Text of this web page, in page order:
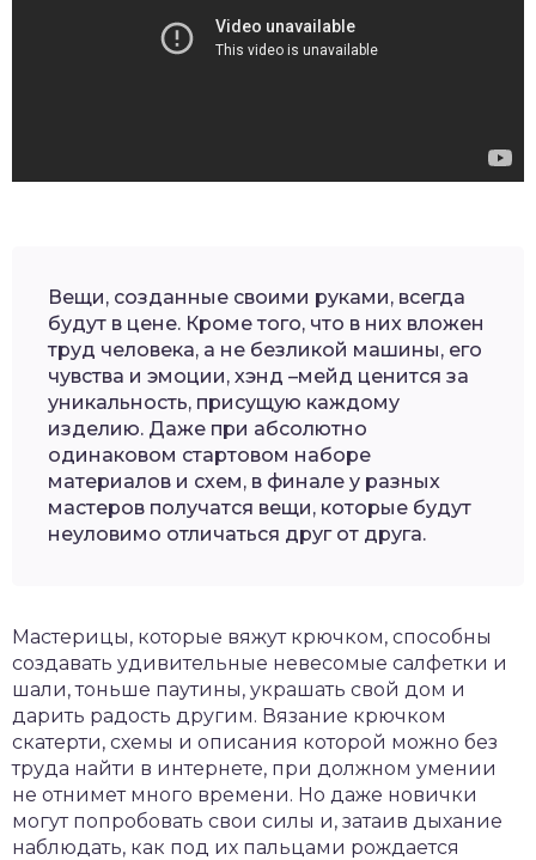
Вещи, созданные своими руками, всегда
будут в цене. Кроме того, что в них вложен
труд человека, а не безликой машины, его
чувства и эмоции, хэнд –мейд ценится за
уникальность, присущую каждому
изделию. Даже при абсолютно
одинаковом стартовом наборе
материалов и схем, в финале у разных
мастеров получатся вещи, которые будут
неуловимо отличаться друг от друга.
Мастерицы, которые вяжут крючком, способны
создавать удивительные невесомые салфетки и
шали, тоньше паутины, украшать свой дом и
дарить радость другим. Вязание крючком
скатерти, схемы и описания которой можно без
труда найти в интернете, при должном умении
не отнимет много времени. Но даже новички
могут попробовать свои силы и, затаив дыхание
наблюдать, как под их пальцами рождается